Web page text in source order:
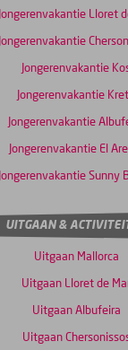
Jongerenvakantie Lloret
Jongerenvakantie
Jongerenvakantie
Jongerenvakantie
Jongerenvakantie
Jongerenvakantie El
Jongerenvakantie Sunny
UITGAAN &
Uitgaan Mallorca
Uitgaan Lloret de
Uitgaan Albufeira
Uitgaan